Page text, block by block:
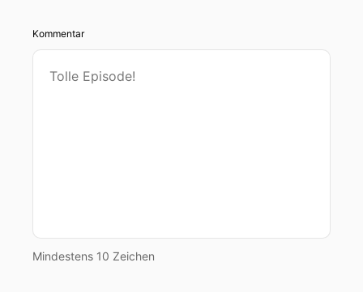
Kommentar
Mindestens 10 Zeichen